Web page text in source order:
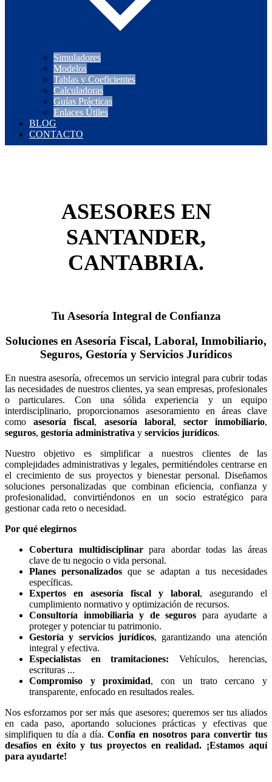
Simuladores
Modelos
Tablas y Coeficientes
Calculadoras
Guías Prácticas
Enlaces Útiles
BLOG
CONTACTO
ASESORES EN
SANTANDER,
CANTABRIA.
Tu Asesoría Integral de Confianza
Soluciones en Asesoría Fiscal, Laboral, Inmobiliario,
Seguros, Gestoría y Servicios Jurídicos
En nuestra asesoría, ofrecemos un servicio integral para cubrir todas
las necesidades de nuestros clientes, ya sean empresas, profesionales
o particulares. Con una sólida experiencia y un equipo
interdisciplinario, proporcionamos asesoramiento en áreas clave
comoasesoría fiscal, asesoría laboral, sector inmobiliario,
seguros, gestoría administrativa y servicios jurídicos.
Nuestro objetivo es simplificar a nuestros clientes de las
complejidades administrativas y legales, permitiéndoles centrarse en
el crecimiento de sus proyectos y bienestar personal. Diseñamos
soluciones personalizadas que combinan eficiencia, confianza y
profesionalidad, convirtiéndonos en un socio estratégico para
gestionar cada reto o necesidad.
Por qué elegirnos
Cobertura multidisciplinarpara abordar todas las áreas
clave de tu negocio o vida personal.
Planes personalizados que se adaptan a tus necesidades
específicas.
Expertos en asesoría fiscal y laboral, asegurando el
cumplimiento normativo y optimización de recursos.
Consultoría inmobiliaria y de seguros para ayudarte a
proteger y potenciar tu patrimonio.
Gestoría y servicios jurídicos, garantizando una atención
integral y efectiva.
Especialistas en tramitaciones: Vehículos, herencias,
escrituras ...
Compromiso y proximidad, con un trato cercano y
transparente, enfocado en resultados reales.
Nos esforzamos por ser más que asesores; queremos ser tus aliados
en cada paso, aportando soluciones prácticas y efectivas que
simplifiquen tu día a día. Confía en nosotros para convertir tus
desafíos en éxito y tus proyectos en realidad. ¡Estamos aquí
para ayudarte!